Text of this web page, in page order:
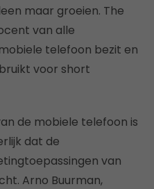
maar groeien. The
van alle
telefoon bezit en
voor short
de mobiele telefoon is
dat de
van
Arno Buurman,